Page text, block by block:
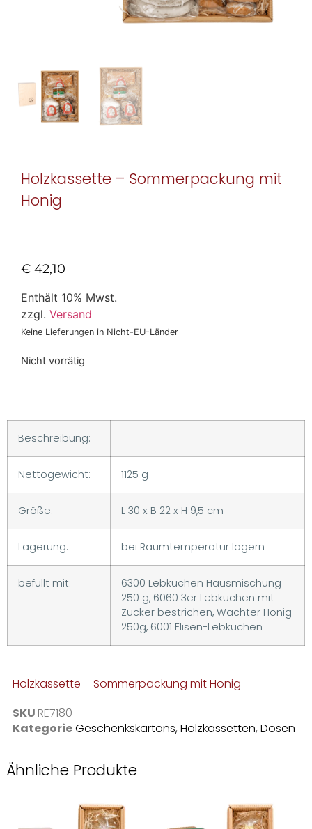
Holzkassette – Sommerpackung mit
Honig
€ 42,10
Enthält 10% Mwst.
zzgl. Versand
Keine Lieferungen in Nicht-EU-Länder
Nicht vorrätig
Beschreibung:
Nettogewicht: 1125 g
Größe: L 30 x B 22 x H 9,5 cm
Lagerung: bei Raumtemperatur lagern
befüllt mit:
6300 Lebkuchen Hausmischung
250 g, 6060 3er Lebkuchen mit
Zucker bestrichen, Wachter Honig
250g, 6001 Elisen-Lebkuchen
Holzkassette – Sommerpackung mit Honig
SKU RE7180
KategorieGeschenkskartons, Holzkassetten, Dosen
Ähnliche Produkte